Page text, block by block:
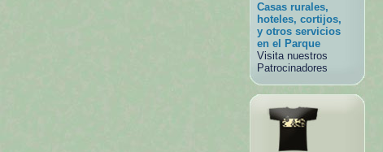
Casas rurales,
hoteles, cortijos,
y otros servicios
en el Parque
Visita nuestros
Patrocinadores